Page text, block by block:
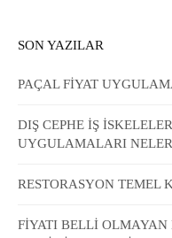
SON YAZILAR
PAÇAL FİYAT
DIŞ CEPHE İŞ
UYGULAMALARI
RESTORASYON TEMEL
FİYATI BELLİ OLMAYAN